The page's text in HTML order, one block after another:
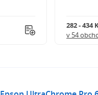
282 - 434
v 54